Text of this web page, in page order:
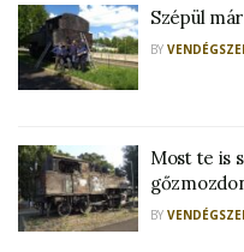
Szépül
BY
Most te is
BY